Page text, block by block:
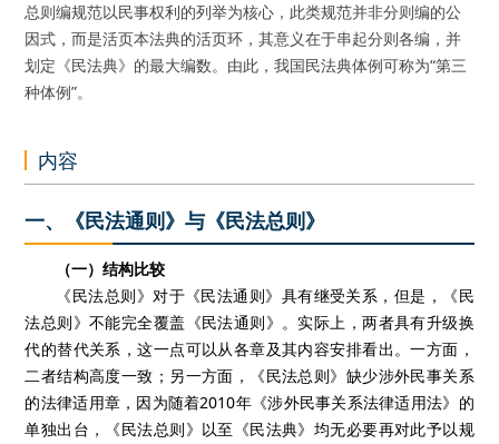
总则编规范以民事权利的列举为核心，此类规范并非分则编的公
因式，而是活页本法典的活页环，其意义在于串起分则各编，并
划定《民法典》的最大编数。由此，我国民法典体例可称为“第三
种体例”。
内容
一、《民法通则》与《民法总则》
（一）结构比较
《民法总则》对于《民法通则》具有继受关系，但是，《民
法总则》不能完全覆盖《民法通则》。实际上，两者具有升级换
代的替代关系，这一点可以从各章及其内容安排看出。一方面，
二者结构高度一致；另一方面，《民法总则》缺少涉外民事关系
的法律适用章，因为随着2010年《涉外民事关系法律适用法》的
单独出台，《民法总则》以至《民法典》均无必要再对此予以规